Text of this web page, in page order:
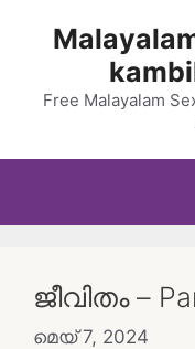
Free Malayalam
ജീവിതം –
മെയ്‌ 7, 2024